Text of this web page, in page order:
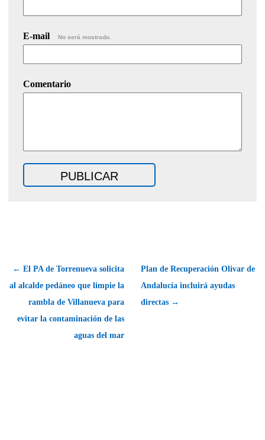
E-mail No será mostrado.
Comentario
← El PA de Torrenueva solicita
al alcalde pedáneo que limpie la
rambla de Villanueva para
evitar la contaminación de las
aguas del mar
Plan de Recuperación Olivar de
Andalucía incluirá ayudas
directas →